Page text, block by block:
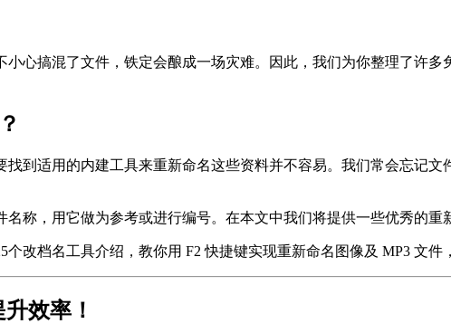
心搞混了文件，铁定会酿成一场灾难。因此，我们为你整理了许多
到适用的内建工具来重新命名这些资料并不容易。我们常会忘记
称，用它做为参考或进行编号。在本文中我们将提供一些优秀的重
改档名工具介绍，教你用 F2 快捷键实现重新命名图像及 MP3 文件
效率！